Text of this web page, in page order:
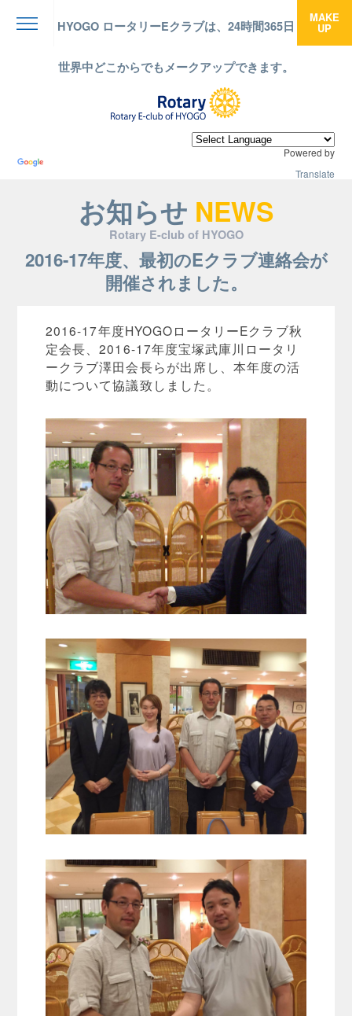
HYOGO ロータリーEクラブは、24時間365日
世界中どこからでもメークアップできます。
MAKE
UP
Powered by
Translate
お知らせ NEWS
Rotary E-club of HYOGO
2016-17年度、最初のEクラブ連絡会が
開催されました。
2016-17年度HYOGOロータリーEクラブ秋
定会長、2016-17年度宝塚武庫川ロータリ
ークラブ澤田会長らが出席し、本年度の活
動について協議致しました。